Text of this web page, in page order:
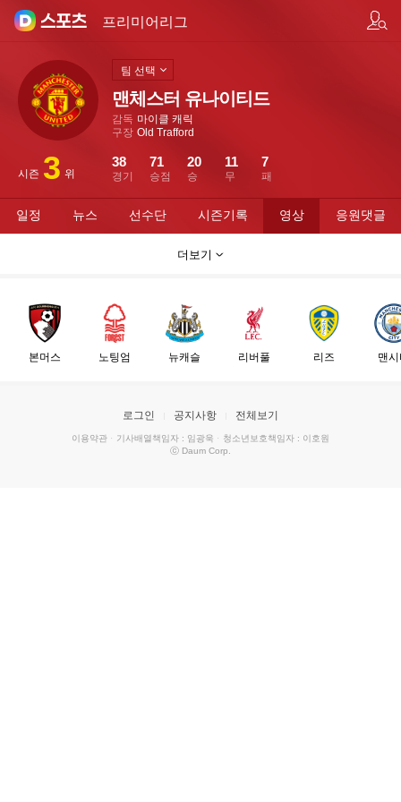
프리미어리그
맨체스터 유나이티드
감독 마이클 캐릭
구장 Old Trafford
시즌 3 위 경기
38
승점
71
승
20
무
11
패
7
팀 선택
일정 뉴스 선수단 시즌기록 영상 응원댓글
더보기
본머스 노팅엄 뉴캐슬 리버풀 리즈 맨
로그인 공지사항 전체보기
이용약관 · 기사배열책임자 : 임광욱 · 청소년보호책임자 : 이호원
ⓒ Daum Corp.